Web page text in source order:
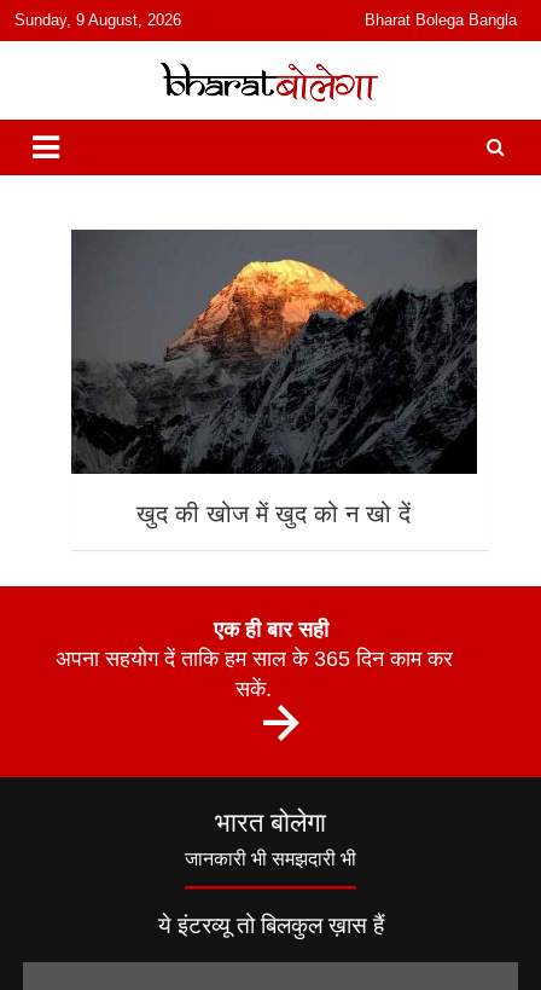
content
Sunday, 9 August, 2026 Bharat Bolega Bangla
भारत बोलेगा
हिंदी में समाचार, विचार, ऑडियो, वीडियो और फ़ीचर. भारत बोलेगा हिंदी न्यूज़ वेबसाइट
India: News, Views, Info, Trends & Podcast I जानकारी भी समझदारी भी
और पॉडकास्ट
खुद की खोज में खुद को न खो दें
एक ही बार सही
अपना सहयोग दें ताकि हम साल के 365 दिन काम कर
सकें.
भारत बोलेगा
जानकारी भी समझदारी भी
ये इंटरव्यू तो बिलकुल ख़ास हैं